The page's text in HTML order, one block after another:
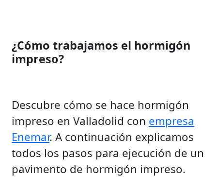
¿Cómo trabajamos el hormigón
impreso?
Descubre cómo se hace hormigón
impreso en Valladolid con empresa
Enemar. A continuación explicamos
todos los pasos para ejecución de un
pavimento de hormigón impreso.